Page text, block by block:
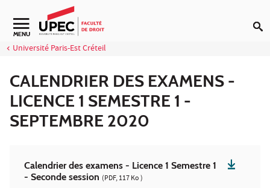
Aller au contenu
Navigation secondaire
MENU
Université Paris-Est Créteil
CALENDRIER DES EXAMENS -
LICENCE 1 SEMESTRE 1 -
SEPTEMBRE 2020
Calendrier des examens - Licence 1 Semestre 1
- Seconde session (PDF, 117 Ko )